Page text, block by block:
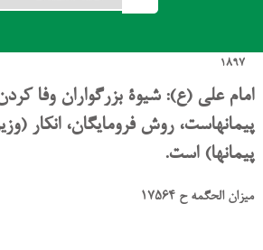
1897
امام علی (ع): شیوۀ بزرگواران وفا
پیمانهاست، روش فرومایگان، انکار
پیمانها) است.
میزان الحگمه ح 17564